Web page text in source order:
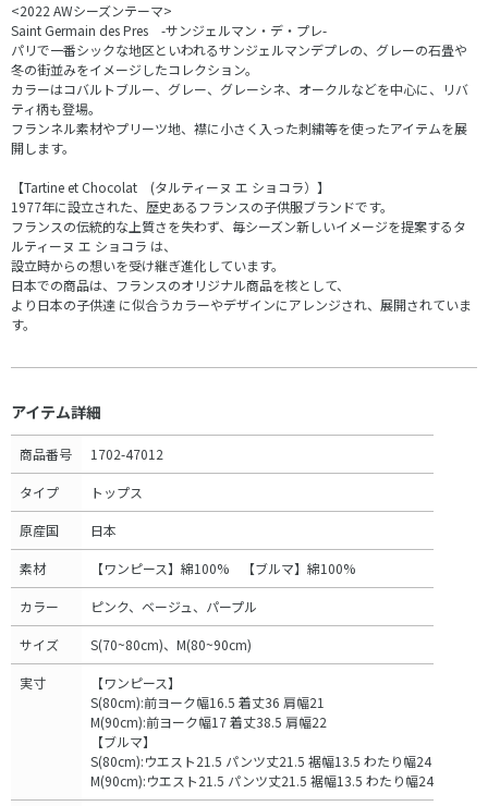
<2022 AWシーズンテーマ>
Saint Germain des Pres -サンジェルマン・デ・プレ-
パリで一番シックな地区といわれるサンジェルマンデプレの、グレーの石畳や
冬の街並みをイメージしたコレクション。
カラーはコバルトブルー、グレー、グレーシネ、オークルなどを中心に、リバ
ティ柄も登場。
フランネル素材やプリーツ地、襟に小さく入った刺繍等を使ったアイテムを展
開します。
【Tartine et Chocolat (タルティーヌ エ ショコラ）】
1977年に設立された、歴史あるフランスの子供服ブランドです。
フランスの伝統的な上質さを失わず、毎シーズン新しいイメージを提案するタ
ルティーヌ エ ショコラ は、
設立時からの想いを受け継ぎ進化しています。
日本での商品は、フランスのオリジナル商品を核として、
より日本の子供達 に似合うカラーやデザインにアレンジされ、展開されていま
す。
アイテム詳細
商品番号 1702-47012
タイプ トップス
原産国 日本
素材 【ワンピース】綿100% 【ブルマ】綿100%
カラー ピンク、ベージュ、パープル
サイズ S(70~80cm)、M(80~90cm)
実寸
【ワンピース】
S(80cm):前ヨーク幅16.5 着丈36 肩幅21
M(90cm):前ヨーク幅17 着丈38.5 肩幅22
【ブルマ】
S(80cm):ウエスト21.5 パンツ丈21.5 裾幅13.5 わたり幅24
M(90cm):ウエスト21.5 パンツ丈21.5 裾幅13.5 わたり幅24